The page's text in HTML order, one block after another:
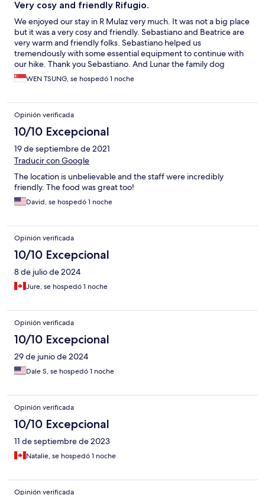
Very cosy and friendly Rifugio.
We enjoyed our stay in R Mulaz very much. It was not a big place
but it was a very cosy and friendly. Sebastiano and Beatrice are
very warm and friendly folks. Sebastiano helped us
tremendously with some essential equipment to continue with
our hike. Thank you Sebastiano. And Lunar the family dog
added to the warm welcome we received. The rest of the staff
were very friendly too. Only one small problem we faced that
the toilets because many people do not knock and just opened
the door while you are inside.
WEN TSUNG, se hospedó 1 noche
Opinión verificada
10/10 Excepcional
19 de septiembre de 2021
Traducir con Google
The location is unbelievable and the staff were incredibly
friendly. The food was great too!
David, se hospedó 1 noche
Opinión verificada
10/10 Excepcional
8 de julio de 2024
Jure, se hospedó 1 noche
Opinión verificada
10/10 Excepcional
29 de junio de 2024
Dale S, se hospedó 1 noche
Opinión verificada
10/10 Excepcional
11 de septiembre de 2023
Natalie, se hospedó 1 noche
Opinión verificada